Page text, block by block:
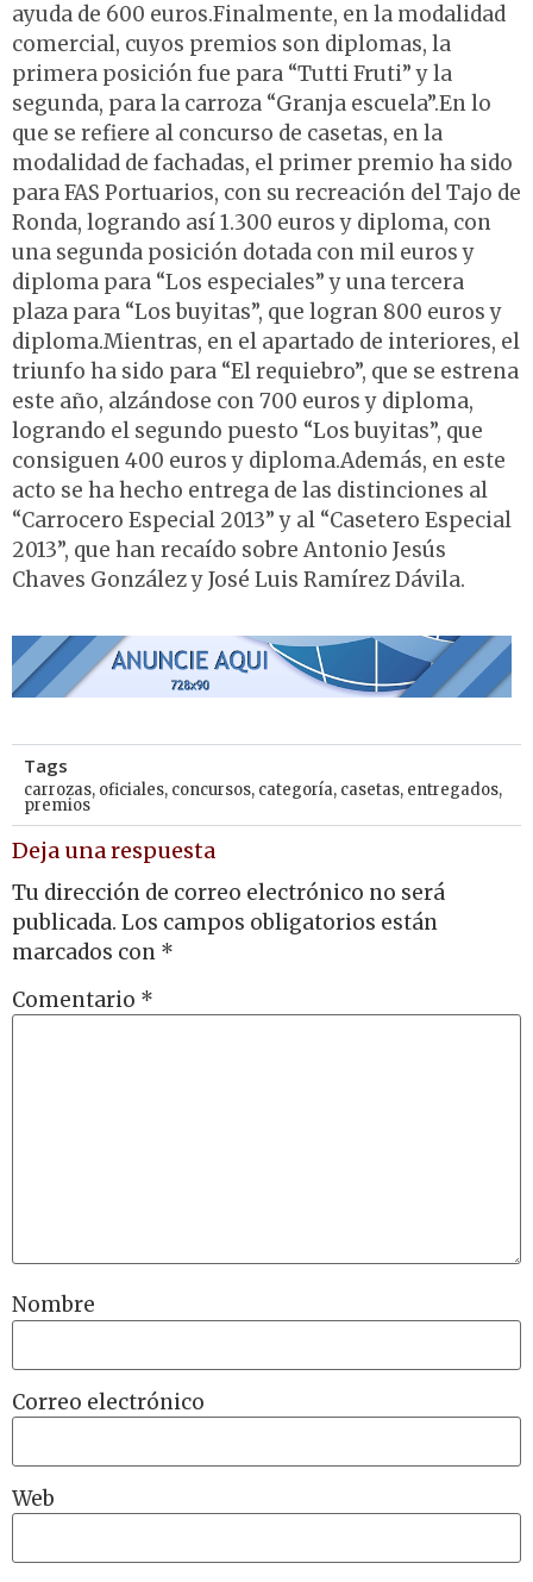
ayuda de 600 euros.Finalmente, en la modalidad
comercial, cuyos premios son diplomas, la
primera posición fue para “Tutti Fruti” y la
segunda, para la carroza “Granja escuela”.En lo
que se refiere al concurso de casetas, en la
modalidad de fachadas, el primer premio ha sido
para FAS Portuarios, con su recreación del Tajo de
Ronda, logrando así 1.300 euros y diploma, con
una segunda posición dotada con mil euros y
diploma para “Los especiales” y una tercera
plaza para “Los buyitas”, que logran 800 euros y
diploma.Mientras, en el apartado de interiores, el
triunfo ha sido para “El requiebro”, que se estrena
este año, alzándose con 700 euros y diploma,
logrando el segundo puesto “Los buyitas”, que
consiguen 400 euros y diploma.Además, en este
acto se ha hecho entrega de las distinciones al
“Carrocero Especial 2013” y al “Casetero Especial
2013”, que han recaído sobre Antonio Jesús
Chaves González y José Luis Ramírez Dávila.
Tags
carrozas, oficiales, concursos, categoría, casetas, entregados,
premios
Deja una respuesta
Tu dirección de correo electrónico no será
publicada. Los campos obligatorios están
marcados con *
Comentario *
Nombre
Correo electrónico
Web